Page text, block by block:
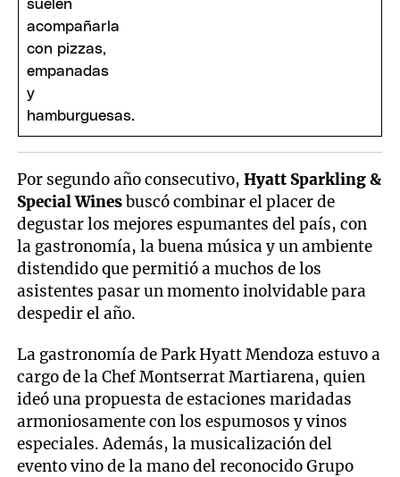
Por segundo año consecutivo,Hyatt Sparkling &
Special Winesbuscó combinar el placer de
degustar los mejores espumantes del país, con
la gastronomía, la buena música y un ambiente
distendido que permitió a muchos de los
asistentes pasar un momento inolvidable para
despedir el año.
La gastronomía de Park Hyatt Mendoza estuvo a
cargo de la Chef Montserrat Martiarena, quien
ideó una propuesta de estaciones maridadas
armoniosamente con los espumosos y vinos
especiales. Además, la musicalización del
evento vino de la mano del reconocido Grupo